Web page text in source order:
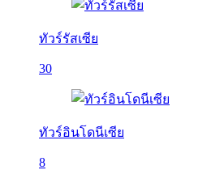
ทัวร์รัสเซีย
30
ทัวร์อินโดนีเซีย
8